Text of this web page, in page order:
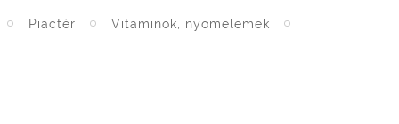
Piactér Vitaminok, nyomelemek